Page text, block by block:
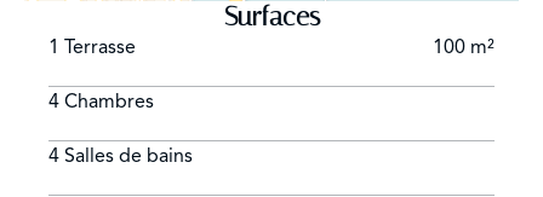
Surfaces
1 Terrasse 100 m²
4 Chambres
4 Salles de bains